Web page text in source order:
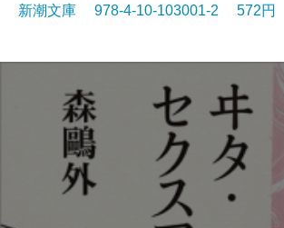
新潮文庫 978-4-10-103001-2 572円